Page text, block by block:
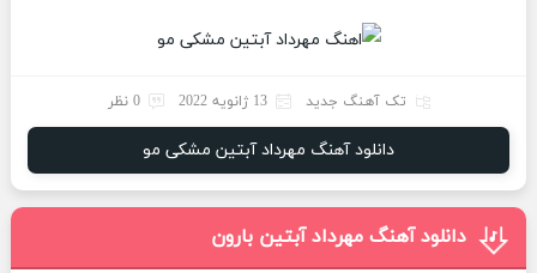
تک آهنگ جدید 13 ژانویه 2022 0 نظر
دانلود آهنگ مهرداد آبتین مشکی مو
دانلود آهنگ مهرداد آبتین بارون